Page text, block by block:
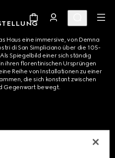
Haus eine immersive, von Demna
di San Simpliciano über die 105-
Spiegelbild einer sich ständig
ihren florentinischen Ursprüngen
Reihe von Installationen zu einer
die sich konstant zwischen
Gegenwart bewegt.
Flora-Motiv lebendig werden.
Komposition aus Blumen, Beeren,